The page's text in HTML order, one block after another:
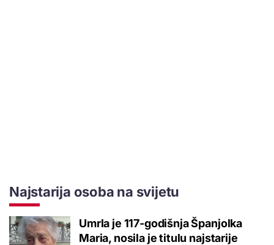
Najstarija osoba na svijetu
Umrla je 117-godišnja Španjolka
Maria, nosila je titulu najstarije